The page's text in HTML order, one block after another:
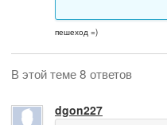
пешеход =)
В этой теме 8 ответов
dgon227